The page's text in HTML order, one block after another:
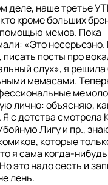
деле, наше третье
кроме больших
мемов. Пока
«Это
писать посты про
слух», я
мемасами.
лично: объясняю,
Я с детства смотрела
Лигу и пр.,
которые
я сама когда-
это надо сесть и
лень.